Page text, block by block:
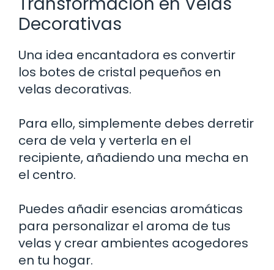
Decorativas
Una idea encantadora es convertir
los botes de cristal pequeños en
velas decorativas.
Para ello, simplemente debes derretir
cera de vela y verterla en el
recipiente, añadiendo una mecha en
el centro.
Puedes añadir esencias aromáticas
para personalizar el aroma de tus
velas y crear ambientes acogedores
en tu hogar.